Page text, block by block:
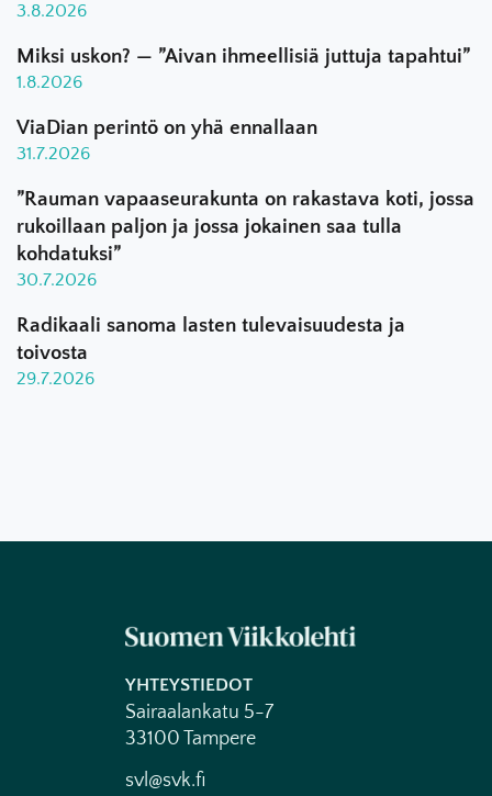
3.8.2026
Miksi uskon? — ”Aivan ihmeellisiä juttuja tapahtui”
1.8.2026
ViaDian perintö on yhä ennallaan
31.7.2026
”Rauman vapaaseurakunta on rakastava koti, jossa
rukoillaan paljon ja jossa jokainen saa tulla
kohdatuksi”
30.7.2026
Radikaali sanoma lasten tulevaisuudesta ja
toivosta
29.7.2026
YHTEYSTIEDOT
Sairaalankatu 5-7
33100 Tampere
svl@svk.fi